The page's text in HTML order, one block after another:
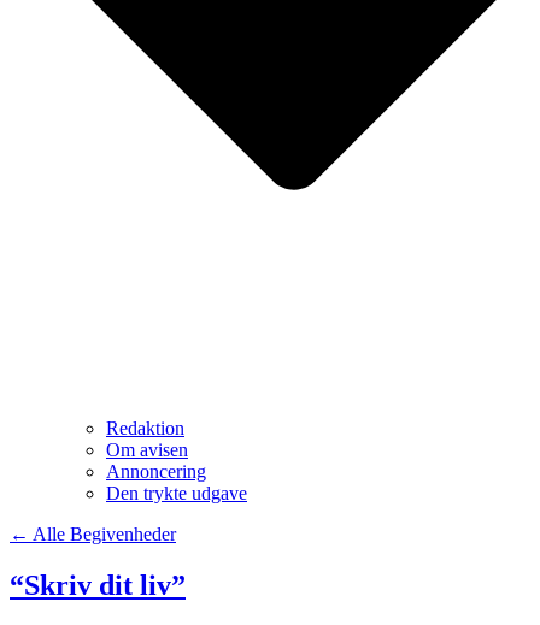
Redaktion
Om avisen
Annoncering
Den trykte udgave
← Alle Begivenheder
“Skriv dit liv”